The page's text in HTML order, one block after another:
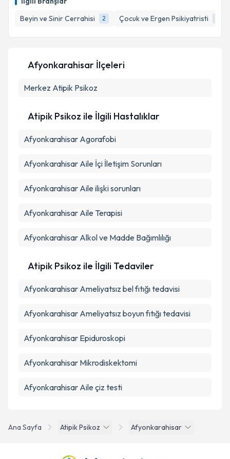
Beyin ve Sinir Cerrahisi
2 Çocuk ve Ergen Psikiyatristi
hazırlandığında e-posta ile bilgilendireceğiz.
Metni'ni okudum ve kişisel verilerimin belirtilen
Ana Sayfa Atipik Psikoz Afyonkarahisar
Afyonkarahisar İlçeleri
Merkez Atipik Psikoz
Atipik Psikoz ile İlgili Hastalıklar
Afyonkarahisar Agorafobi
Afyonkarahisar Aile İçi İletişim Sorunları
Afyonkarahisar Aile ilişki sorunları
Afyonkarahisar Aile Terapisi
Afyonkarahisar Alkol ve Madde Bağımlılığı
Atipik Psikoz ile İlgili Tedaviler
Afyonkarahisar Ameliyatsız bel fıtığı tedavisi
Afyonkarahisar Ameliyatsız boyun fıtığı tedavisi
Afyonkarahisar Epiduroskopi
Afyonkarahisar Mikrodiskektomi
Afyonkarahisar Aile çiz testi